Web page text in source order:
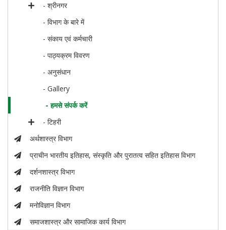
- श्रीनगर
- विभाग के बारे में
- संकाय एवं कर्मचारी
- पाठ्यक्रम विवरण
- अनुसंधान
- Gallery
- हमसे संपर्क करें
- टिहरी
अर्थशास्त्र विभाग
प्राचीन भारतीय इतिहास, संस्कृति और पुरातत्व सहित इतिहास विभाग
दर्शनशास्त्र विभाग
राजनीति विज्ञान विभाग
मनोविज्ञान विभाग
समाजशास्त्र और सामाजिक कार्य विभाग